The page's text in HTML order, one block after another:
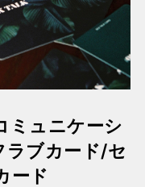
ミュニケーシ
ラブカード/セ
ード